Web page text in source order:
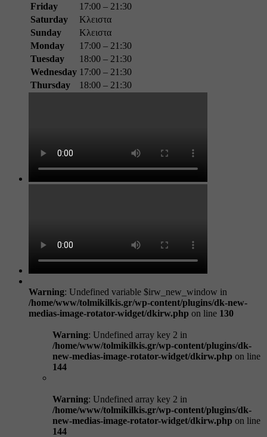
Friday
17:00 – 21:30
Saturday
Κλειστα
Sunday
Κλειστα
Monday
17:00 – 21:30
Tuesday
18:00 – 21:30
Wednesday 17:00 – 21:30
Thursday
18:00 – 21:30
Warning: Undefined variable $irw_new_window in
/home/www/tolmikilkis.gr/wp-content/plugins/dk-new-
medias-image-rotator-widget/dkirw.php on line 130
Warning: Undefined array key 2 in
/home/www/tolmikilkis.gr/wp-content/plugins/dk-
new-medias-image-rotator-widget/dkirw.php on line
144
Warning: Undefined array key 2 in
/home/www/tolmikilkis.gr/wp-content/plugins/dk-
new-medias-image-rotator-widget/dkirw.php on line
144